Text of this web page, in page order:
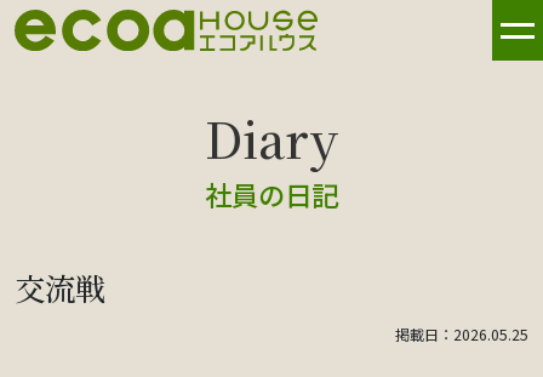
社員の日記
交流戦
掲載日：2026.05.25